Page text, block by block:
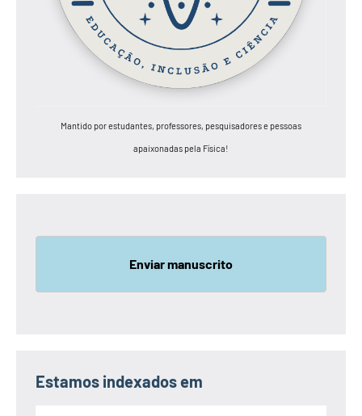
Mantido por estudantes, professores, pesquisadores e pessoas
apaixonadas pela Física!
Enviar manuscrito
Estamos indexados em